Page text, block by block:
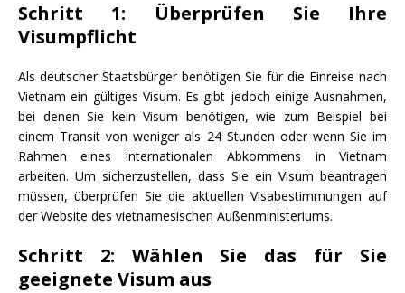
Schritt 1: Überprüfen Sie Ihre
Visumpflicht
Als deutscher Staatsbürger benötigen Sie für die Einreise nach
Vietnam ein gültiges Visum. Es gibt jedoch einige Ausnahmen,
bei denen Sie kein Visum benötigen, wie zum Beispiel bei
einem Transit von weniger als 24 Stunden oder wenn Sie im
Rahmen eines internationalen Abkommens in Vietnam
arbeiten. Um sicherzustellen, dass Sie ein Visum beantragen
müssen, überprüfen Sie die aktuellen Visabestimmungen auf
der Website des vietnamesischen Außenministeriums.
Schritt 2: Wählen Sie das für Sie
geeignete Visum aus